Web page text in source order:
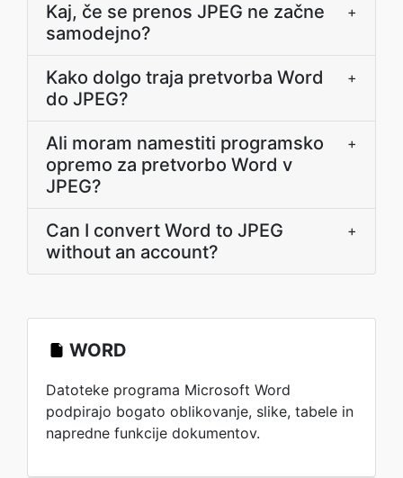
Kaj, če se prenos JPEG ne začne
samodejno?
+
Kako dolgo traja pretvorba Word
do JPEG?
+
Ali moram namestiti programsko
opremo za pretvorbo Word v
JPEG?
+
Can I convert Word to JPEG
without an account?
+
WORD
Datoteke programa Microsoft Word
podpirajo bogato oblikovanje, slike, tabele in
napredne funkcije dokumentov.